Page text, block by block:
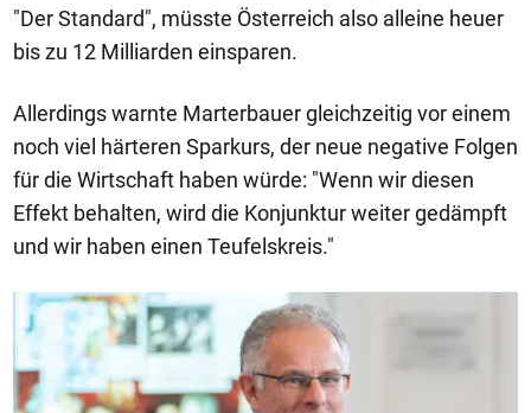
"Der Standard", müsste Österreich also alleine heuer
bis zu 12 Milliarden einsparen.
Allerdings warnte Marterbauer gleichzeitig vor einem
noch viel härteren Sparkurs, der neue negative Folgen
für die Wirtschaft haben würde: "Wenn wir diesen
Effekt behalten, wird die Konjunktur weiter gedämpft
und wir haben einen Teufelskreis."